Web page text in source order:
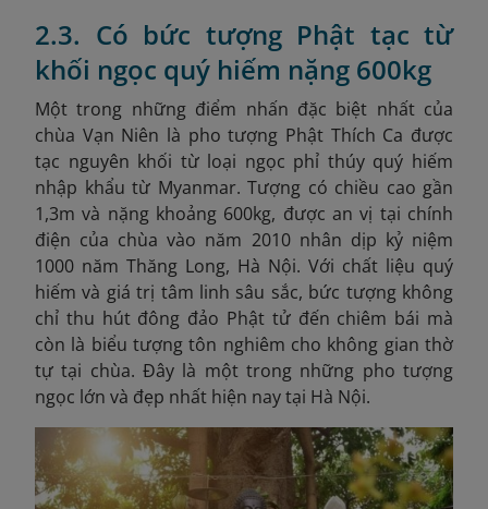
2.3. Có bức tượng Phật tạc từ
khối ngọc quý hiếm nặng 600kg
Một trong những điểm nhấn đặc biệt nhất của
chùa Vạn Niên là pho tượng Phật Thích Ca được
tạc nguyên khối từ loại ngọc phỉ thúy quý hiếm
nhập khẩu từ Myanmar. Tượng có chiều cao gần
1,3m và nặng khoảng 600kg, được an vị tại chính
điện của chùa vào năm 2010 nhân dịp kỷ niệm
1000 năm Thăng Long, Hà Nội. Với chất liệu quý
hiếm và giá trị tâm linh sâu sắc, bức tượng không
chỉ thu hút đông đảo Phật tử đến chiêm bái mà
còn là biểu tượng tôn nghiêm cho không gian thờ
tự tại chùa. Đây là một trong những pho tượng
ngọc lớn và đẹp nhất hiện nay tại Hà Nội.